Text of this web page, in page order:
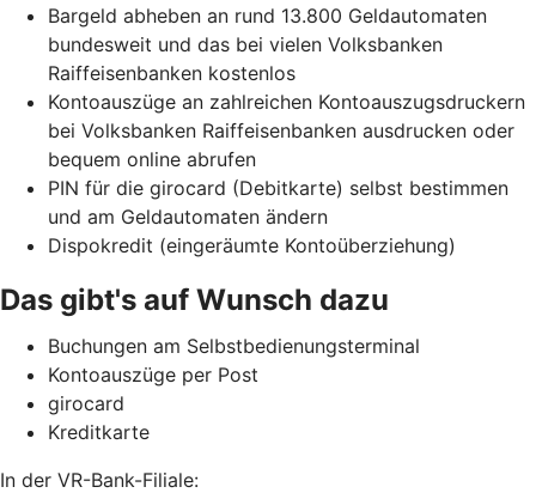
Bargeld abheben an rund 13.800 Geldautomaten
bundesweit und das bei vielen Volksbanken
Raiffeisenbanken kostenlos
Kontoauszüge an zahlreichen Kontoauszugsdruckern
bei Volksbanken Raiffeisenbanken ausdrucken oder
bequem online abrufen
PIN für die girocard (Debitkarte) selbst bestimmen
und am Geldautomaten ändern
Dispokredit (eingeräumte Kontoüberziehung)
Das gibt's auf Wunsch dazu
Buchungen am Selbstbedienungsterminal
Kontoauszüge per Post
girocard
Kreditkarte
In der VR-Bank-Filiale: